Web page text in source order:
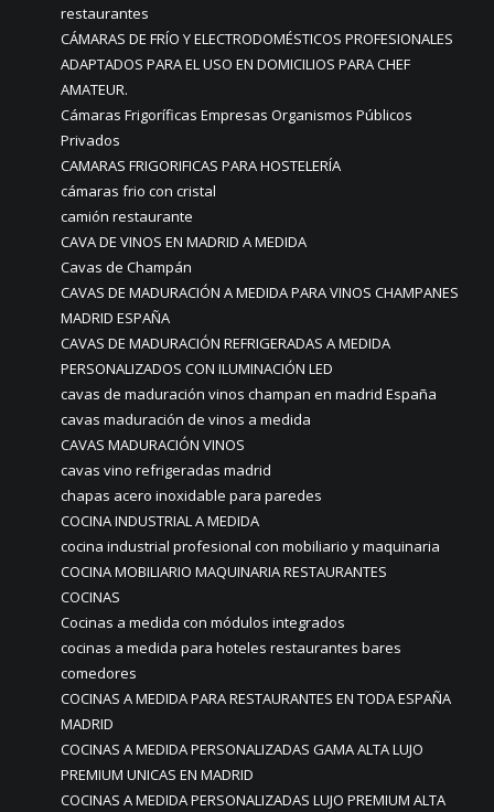
restaurantes
CÁMARAS DE FRÍO Y ELECTRODOMÉSTICOS PROFESIONALES
ADAPTADOS PARA EL USO EN DOMICILIOS PARA CHEF
AMATEUR.
Cámaras Frigoríficas Empresas Organismos Públicos
Privados
CAMARAS FRIGORIFICAS PARA HOSTELERÍA
cámaras frio con cristal
camión restaurante
CAVA DE VINOS EN MADRID A MEDIDA
Cavas de Champán
CAVAS DE MADURACIÓN A MEDIDA PARA VINOS CHAMPANES
MADRID ESPAÑA
CAVAS DE MADURACIÓN REFRIGERADAS A MEDIDA
PERSONALIZADOS CON ILUMINACIÓN LED
cavas de maduración vinos champan en madrid España
cavas maduración de vinos a medida
CAVAS MADURACIÓN VINOS
cavas vino refrigeradas madrid
chapas acero inoxidable para paredes
COCINA INDUSTRIAL A MEDIDA
cocina industrial profesional con mobiliario y maquinaria
COCINA MOBILIARIO MAQUINARIA RESTAURANTES
COCINAS
Cocinas a medida con módulos integrados
cocinas a medida para hoteles restaurantes bares
comedores
COCINAS A MEDIDA PARA RESTAURANTES EN TODA ESPAÑA
MADRID
COCINAS A MEDIDA PERSONALIZADAS GAMA ALTA LUJO
PREMIUM UNICAS EN MADRID
COCINAS A MEDIDA PERSONALIZADAS LUJO PREMIUM ALTA